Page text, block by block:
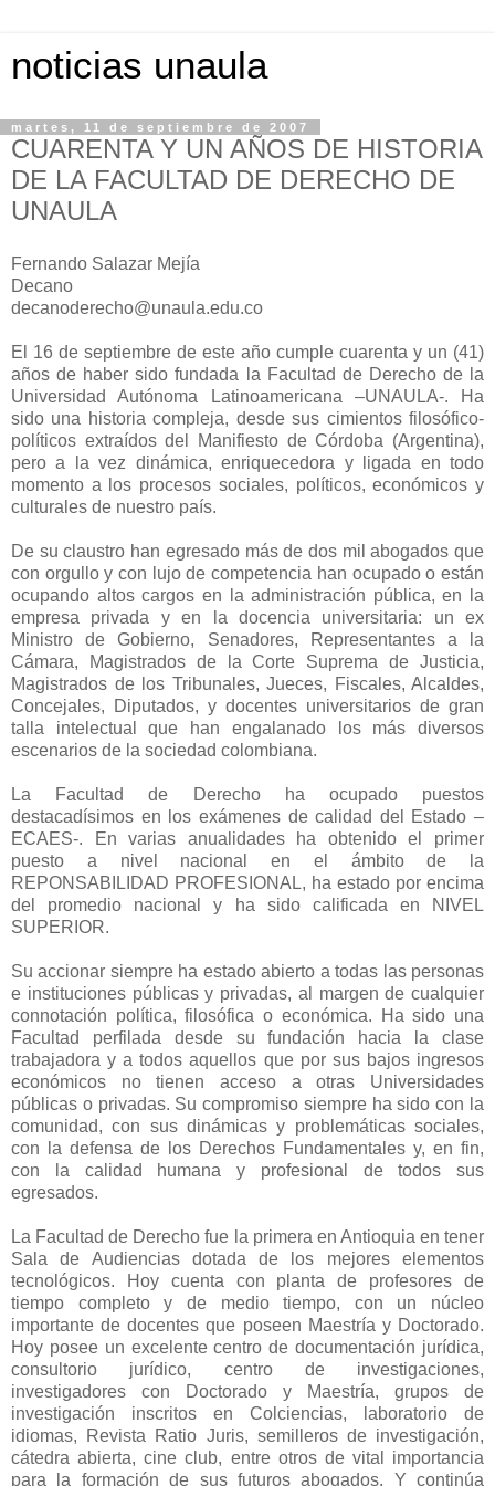
noticias unaula
martes, 11 de septiembre de 2007
CUARENTA Y UN AÑOS DE HISTORIA
DE LA FACULTAD DE DERECHO DE
UNAULA
Fernando Salazar Mejía
Decano
decanoderecho@unaula.edu.co
El 16 de septiembre de este año cumple cuarenta y un (41)
años de haber sido fundada la Facultad de Derecho de la
Universidad Autónoma Latinoamericana –UNAULA-. Ha
sido una historia compleja, desde sus cimientos filosófico-
políticos extraídos del Manifiesto de Córdoba (Argentina),
pero a la vez dinámica, enriquecedora y ligada en todo
momento a los procesos sociales, políticos, económicos y
culturales de nuestro país.
De su claustro han egresado más de dos mil abogados que
con orgullo y con lujo de competencia han ocupado o están
ocupando altos cargos en la administración pública, en la
empresa privada y en la docencia universitaria: un ex
Ministro de Gobierno, Senadores, Representantes a la
Cámara, Magistrados de la Corte Suprema de Justicia,
Magistrados de los Tribunales, Jueces, Fiscales, Alcaldes,
Concejales, Diputados, y docentes universitarios de gran
talla intelectual que han engalanado los más diversos
escenarios de la sociedad colombiana.
La Facultad de Derecho ha ocupado puestos
destacadísimos en los exámenes de calidad del Estado –
ECAES-. En varias anualidades ha obtenido el primer
puesto a nivel nacional en el ámbito de la
REPONSABILIDAD PROFESIONAL, ha estado por encima
del promedio nacional y ha sido calificada en NIVEL
SUPERIOR.
Su accionar siempre ha estado abierto a todas las personas
e instituciones públicas y privadas, al margen de cualquier
connotación política, filosófica o económica. Ha sido una
Facultad perfilada desde su fundación hacia la clase
trabajadora y a todos aquellos que por sus bajos ingresos
económicos no tienen acceso a otras Universidades
públicas o privadas. Su compromiso siempre ha sido con la
comunidad, con sus dinámicas y problemáticas sociales,
con la defensa de los Derechos Fundamentales y, en fin,
con la calidad humana y profesional de todos sus
egresados.
La Facultad de Derecho fue la primera en Antioquia en tener
Sala de Audiencias dotada de los mejores elementos
tecnológicos. Hoy cuenta con planta de profesores de
tiempo completo y de medio tiempo, con un núcleo
importante de docentes que poseen Maestría y Doctorado.
Hoy posee un excelente centro de documentación jurídica,
consultorio jurídico, centro de investigaciones,
investigadores con Doctorado y Maestría, grupos de
investigación inscritos en Colciencias, laboratorio de
idiomas, Revista Ratio Juris, semilleros de investigación,
cátedra abierta, cine club, entre otros de vital importancia
para la formación de sus futuros abogados. Y continúa